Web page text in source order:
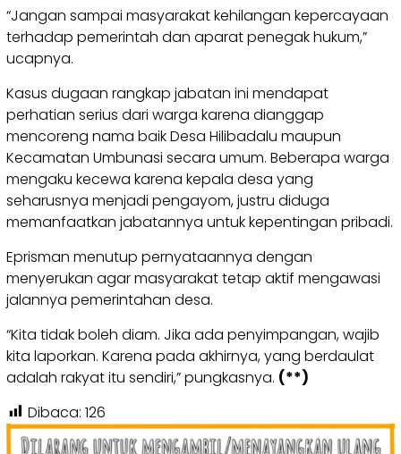
“Jangan sampai masyarakat kehilangan kepercayaan
terhadap pemerintah dan aparat penegak hukum,”
ucapnya.
Kasus dugaan rangkap jabatan ini mendapat
perhatian serius dari warga karena dianggap
mencoreng nama baik Desa Hilibadalu maupun
Kecamatan Umbunasi secara umum. Beberapa warga
mengaku kecewa karena kepala desa yang
seharusnya menjadi pengayom, justru diduga
memanfaatkan jabatannya untuk kepentingan pribadi.
Eprisman menutup pernyataannya dengan
menyerukan agar masyarakat tetap aktif mengawasi
jalannya pemerintahan desa.
“Kita tidak boleh diam. Jika ada penyimpangan, wajib
kita laporkan. Karena pada akhirnya, yang berdaulat
adalah rakyat itu sendiri,” pungkasnya. (**)
Dibaca: 126